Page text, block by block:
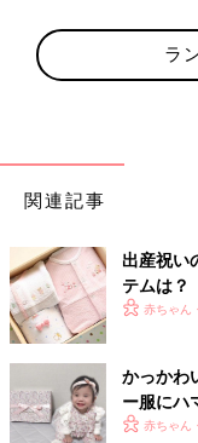
ラ
関連記事
出産祝い
テムは？
赤ちゃん
かっかわ
ー服にハ
赤ちゃん